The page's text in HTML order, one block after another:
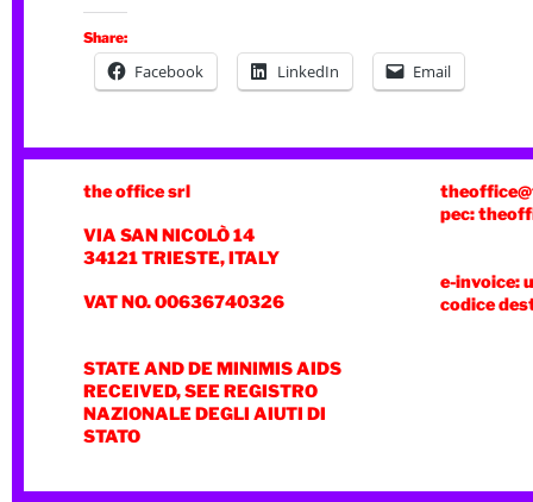
Share:
Facebook LinkedIn Email
the office srl
VIA SAN NICOLÒ 14
34121 TRIESTE, ITALY
VAT NO. 00636740326
STATE AND DE MINIMIS AIDS
RECEIVED, SEE REGISTRO
NAZIONALE DEGLI AIUTI DI
STATO
pec:
e-invoice:
codice